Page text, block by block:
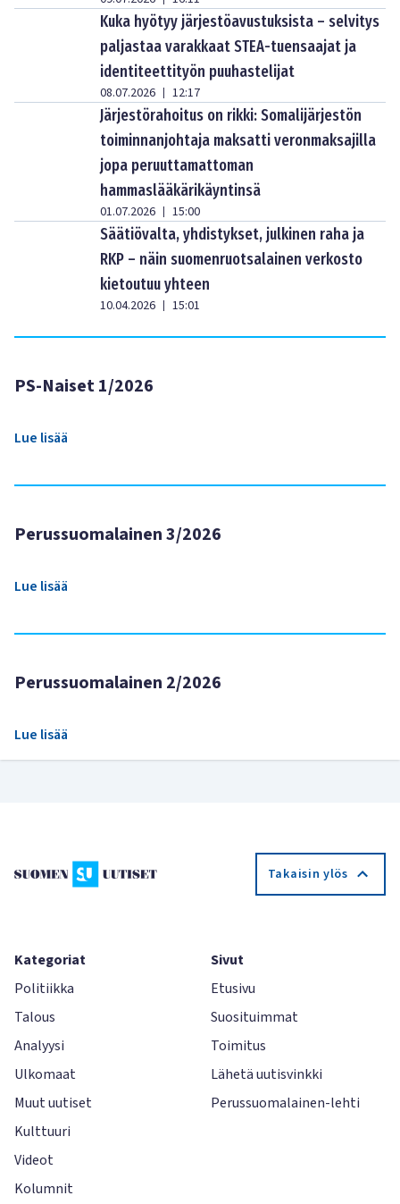
Kuka hyötyy järjestöavustuksista – selvitys
paljastaa varakkaat STEA-tuensaajat ja
identiteettityön puuhastelijat
08.07.2026 | 12:17
Järjestörahoitus on rikki: Somalijärjestön
toiminnanjohtaja maksatti veronmaksajilla
jopa peruuttamattoman
hammaslääkärikäyntinsä
01.07.2026 | 15:00
Säätiövalta, yhdistykset, julkinen raha ja
RKP – näin suomenruotsalainen verkosto
kietoutuu yhteen
10.04.2026 | 15:01
PS-Naiset 1/2026
Lue lisää
Perussuomalainen 3/2026
Lue lisää
Perussuomalainen 2/2026
Lue lisää
Takaisin ylös
Kategoriat
Politiikka
Talous
Analyysi
Ulkomaat
Muut uutiset
Kulttuuri
Videot
Kolumnit
Sivut
Etusivu
Suosituimmat
Toimitus
Lähetä uutisvinkki
Perussuomalainen-lehti